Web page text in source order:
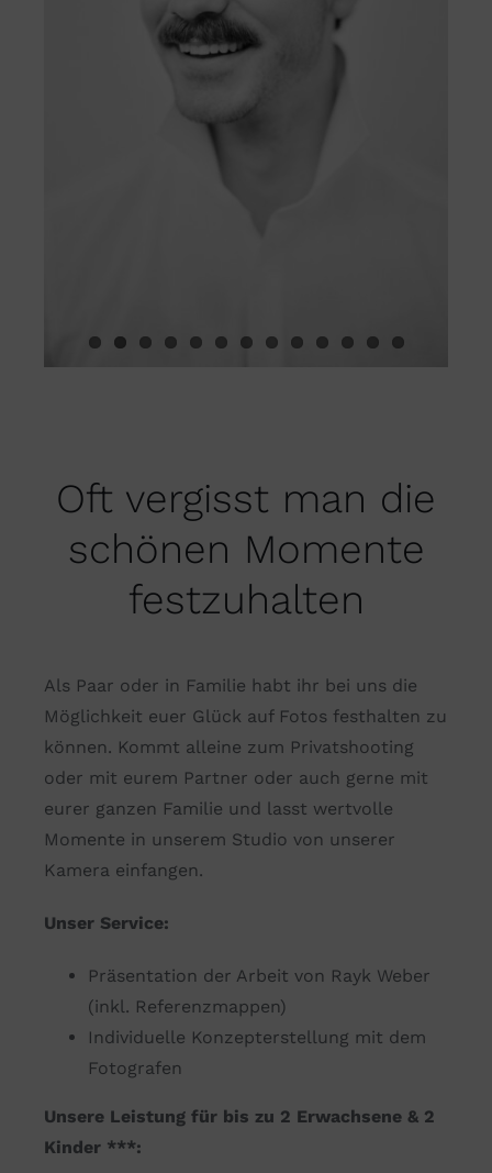
Oft vergisst man die
schönen Momente
festzuhalten
Als Paar oder in Familie habt ihr bei uns die
Möglichkeit euer Glück auf Fotos festhalten zu
können. Kommt alleine zum Privatshooting
oder mit eurem Partner oder auch gerne mit
eurer ganzen Familie und lasst wertvolle
Momente in unserem Studio von unserer
Kamera einfangen.
Unser Service:
Präsentation der Arbeit von Rayk Weber
(inkl. Referenzmappen)
Individuelle Konzepterstellung mit dem
Fotografen
Unsere Leistung für bis zu 2 Erwachsene & 2
Kinder ***: